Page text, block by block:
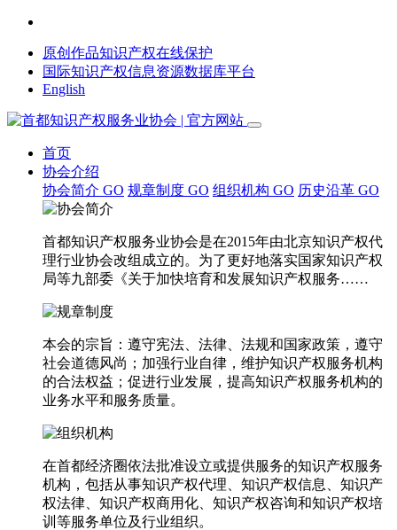
原创作品知识产权在线保护
国际知识产权信息资源数据库平台
English
首页
协会介绍
协会简介 GO 规章制度 GO 组织机构 GO 历史沿革 GO
首都知识产权服务业协会是在2015年由北京知识产权代
理行业协会改组成立的。为了更好地落实国家知识产权
局等九部委《关于加快培育和发展知识产权服务……
本会的宗旨：遵守宪法、法律、法规和国家政策，遵守
社会道德风尚；加强行业自律，维护知识产权服务机构
的合法权益；促进行业发展，提高知识产权服务机构的
业务水平和服务质量。
在首都经济圈依法批准设立或提供服务的知识产权服务
机构，包括从事知识产权代理、知识产权信息、知识产
权法律、知识产权商用化、知识产权咨询和知识产权培
训等服务单位及行业组织。